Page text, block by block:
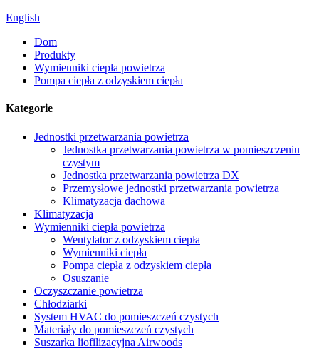
English
Dom
Produkty
Wymienniki ciepła powietrza
Pompa ciepła z odzyskiem ciepła
Kategorie
Jednostki przetwarzania powietrza
Jednostka przetwarzania powietrza w pomieszczeniu
czystym
Jednostka przetwarzania powietrza DX
Przemysłowe jednostki przetwarzania powietrza
Klimatyzacja dachowa
Klimatyzacja
Wymienniki ciepła powietrza
Wentylator z odzyskiem ciepła
Wymienniki ciepła
Pompa ciepła z odzyskiem ciepła
Osuszanie
Oczyszczanie powietrza
Chłodziarki
System HVAC do pomieszczeń czystych
Materiały do ​​pomieszczeń czystych
Suszarka liofilizacyjna Airwoods